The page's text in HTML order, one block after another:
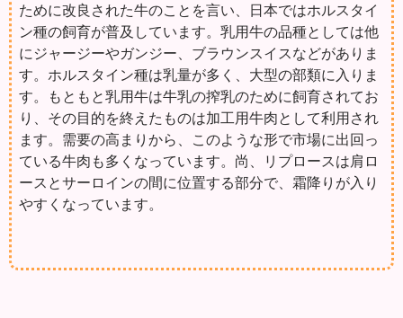
ために改良された牛のことを言い、日本ではホルスタイ
ン種の飼育が普及しています。乳用牛の品種としては他
にジャージーやガンジー、ブラウンスイスなどがありま
す。ホルスタイン種は乳量が多く、大型の部類に入りま
す。もともと乳用牛は牛乳の搾乳のために飼育されてお
り、その目的を終えたものは加工用牛肉として利用され
ます。需要の高まりから、このような形で市場に出回っ
ている牛肉も多くなっています。尚、リプロースは肩ロ
ースとサーロインの間に位置する部分で、霜降りが入り
やすくなっています。